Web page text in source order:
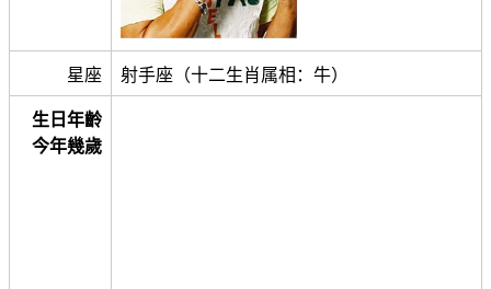
星座 射手座（十二生肖属相：牛）
生日年齡
今年幾歲